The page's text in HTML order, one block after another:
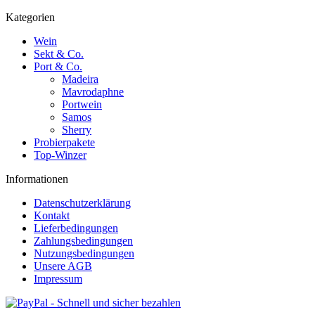
Kategorien
Wein
Sekt & Co.
Port & Co.
Madeira
Mavrodaphne
Portwein
Samos
Sherry
Probierpakete
Top-Winzer
Informationen
Datenschutzerklärung
Kontakt
Lieferbedingungen
Zahlungsbedingungen
Nutzungsbedingungen
Unsere AGB
Impressum